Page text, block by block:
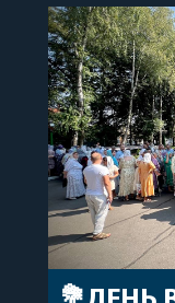
побажавши
допомоги,